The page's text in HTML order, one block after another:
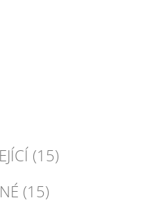
(15)
(15)